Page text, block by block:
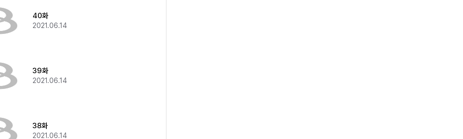
40화
2021.06.14
39화
2021.06.14
38화
2021.06.14